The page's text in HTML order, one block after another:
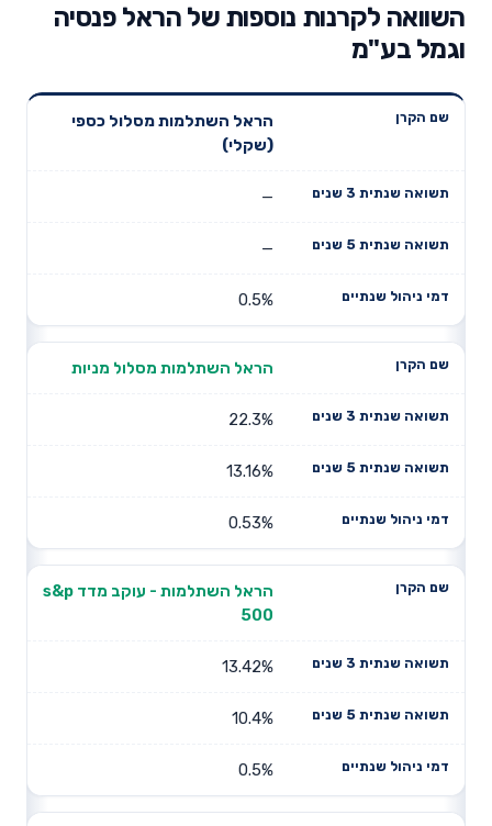
השוואה לקרנות נוספות של הראל פנסיה
וגמל בע"מ
שנתית 3
תשואה
דמי ניהול
הראל השתלמות מסלול כספי
(שקלי)
—
—
0.5%
הראל השתלמות מסלול מניות
22.3%
13.16%
0.53%
הראל השתלמות - עוקב מדד s&p
500
13.42%
10.4%
0.5%